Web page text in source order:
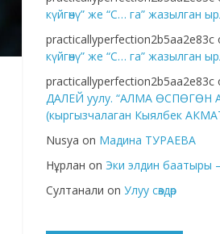
күйгөнү” же “С… га” жазылган
practicallyperfection2b5aa2e83c
күйгөнү” же “С… га” жазылган
practicallyperfection2b5aa2e83c
ДАЛЕЙ уулу. “АЛМА ӨСПӨГӨН
(кыргызчалаган Кыялбек
Nusya on Мадина ТУРАЕВА
Нұрлан on Эки элдин баатыры
Султанали on Улуу сөздөр